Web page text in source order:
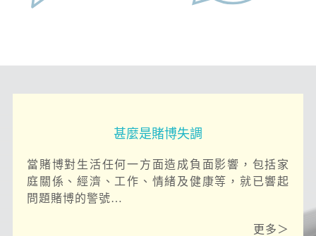
甚麼是賭博失調
當賭博對生活任何一方面造成負面影響，包括家
庭關係、經濟、工作、情緒及健康等，就已響起
問題賭博的警號…
更多＞